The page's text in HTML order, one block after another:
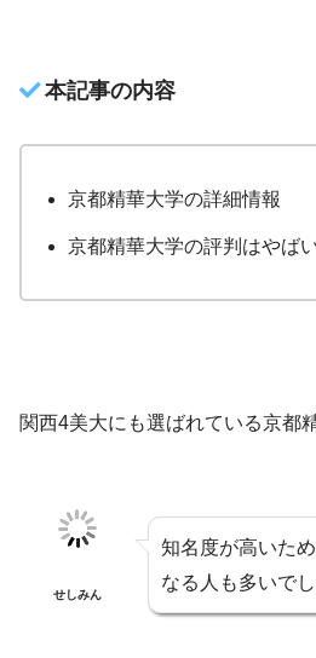
本記事の内容
京都精華大学の詳細情報
京都精華大学の評判はやば
関西4美大にも選ばれている京都
せしみん
知名度が高いた
なる人も多いでし